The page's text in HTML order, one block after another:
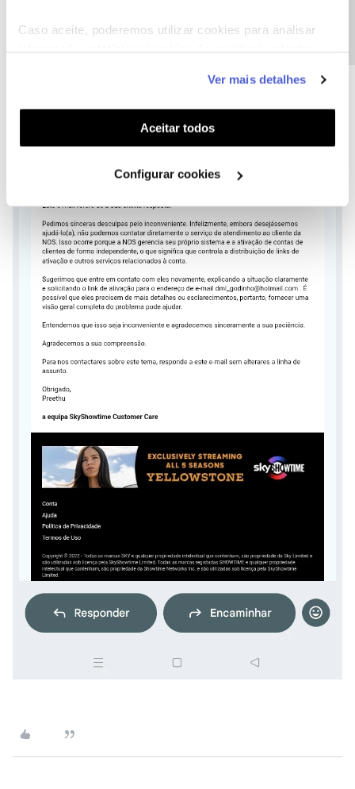
Caso aceite, poderemos utilizar cookies para analisar
funcionalidades (cookies de personalização e
funcionalidade) e adaptar anúncios aos seus interesses
(cookies de publicidade personalizada). Pode gerir a
utilização dos cookies clicando em "Configurar
Ver mais detalhes
Aceitar todos
Configurar cookies